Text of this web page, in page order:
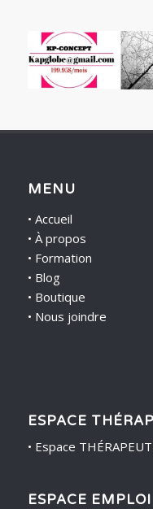
MENU
• Accueil
• À propos
• Formation
• Blog
• Boutique
• Nous joindre
ESPACE
• Espace
ESPACE EMPLOI